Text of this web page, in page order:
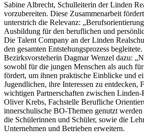
Sabine Albrecht, Schulleiterin der Linden
vorzubereiten. Diese Zusammenarbeit
unterstrich die Relevanz:
Ausbildung für den beruflichen und
Die Talent Company an der Linden
den gesamten Entstehungsprozess begleitete.
Bezirksvorsteherin Dagmar Wenzel dazu:
sowohl für die jungen Menschen als auch
fördert, um ihnen praktische Einblicke und
Jugendlichen, ihre Interessen zu
wichtigen Partnerschaften zwischen
Oliver Krebs, Fachstelle Berufliche
innerschulische BO-Themen genutzt
die Schülerinnen und Schüler, sowie die
Unternehmen und Betrieben erweitern.